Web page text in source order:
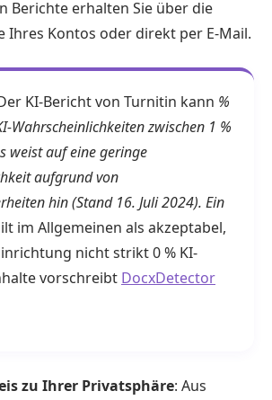
Berichte erhalten Sie über die
Ihres Kontos oder direkt per E-Mail.
KI-Bericht von Turnitin kann %
Wahrscheinlichkeiten zwischen 1 %
weist auf eine geringe
aufgrund von
hin (Stand 16. Juli 2024). Ein
im Allgemeinen als akzeptabel,
nicht strikt 0 % KI-
vorschreibt DocxDetector
zu Ihrer Privatsphäre: Aus